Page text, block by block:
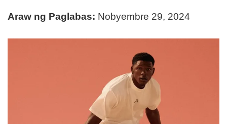
Araw ng Paglabas: Nobyembre 29, 2024